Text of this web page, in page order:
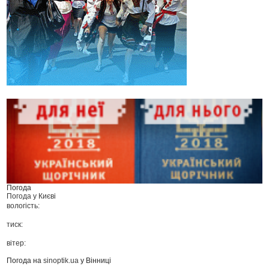
Погода
Погода у Києві
вологість:
тиск:
вітер:
Погода наsinoptik.ua у Вінниці